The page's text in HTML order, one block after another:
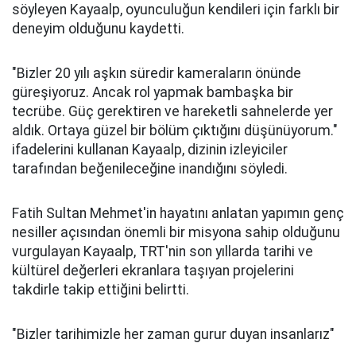
söyleyen Kayaalp, oyunculuğun kendileri için farklı bir
deneyim olduğunu kaydetti.
"Bizler 20 yılı aşkın süredir kameraların önünde
güreşiyoruz. Ancak rol yapmak bambaşka bir
tecrübe. Güç gerektiren ve hareketli sahnelerde yer
aldık. Ortaya güzel bir bölüm çıktığını düşünüyorum."
ifadelerini kullanan Kayaalp, dizinin izleyiciler
tarafından beğenileceğine inandığını söyledi.
Fatih Sultan Mehmet'in hayatını anlatan yapımın genç
nesiller açısından önemli bir misyona sahip olduğunu
vurgulayan Kayaalp, TRT'nin son yıllarda tarihi ve
kültürel değerleri ekranlara taşıyan projelerini
takdirle takip ettiğini belirtti.
"Bizler tarihimizle her zaman gurur duyan insanlarız"